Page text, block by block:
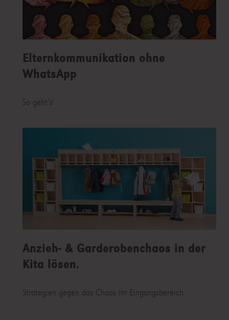
Elternkommunikation ohne
WhatsApp
So geht’s!
Anzieh- & Garderobenchaos in der
Kita lösen.
Strategien gegen das Chaos im Eingangsbereich